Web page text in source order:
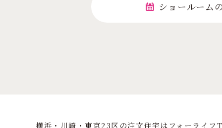
ショールーム
横浜・川崎・東京23区の注⽂住宅はフォーライフ